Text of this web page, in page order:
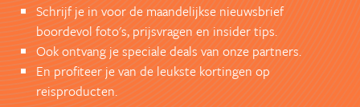
Schrijf je in voor de maandelijkse nieuwsbrief
boordevol foto's, prijsvragen en insider tips.
Ook ontvang je speciale deals van onze partners.
En profiteer je van de leukste kortingen op
reisproducten.